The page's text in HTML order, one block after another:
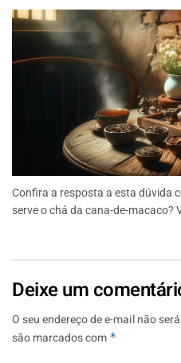
Confira a resposta a esta dúvida
serve o chá da cana-de-macaco?
Deixe um
O seu endereço de e-mail não
são marcados com *